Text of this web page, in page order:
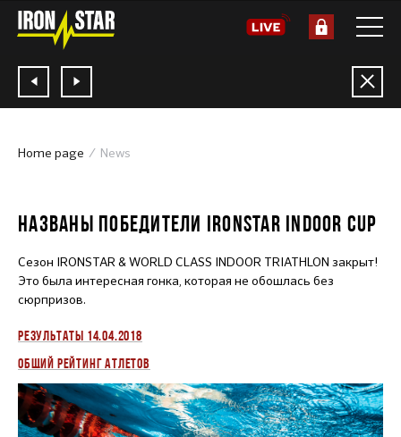
Home page News
НАЗВАНЫ ПОБЕДИТЕЛИ IRONSTAR INDOOR CUP
Сезон IRONSTAR & WORLD CLASS INDOOR TRIATHLON закрыт!
Это была интересная гонка, которая не обошлась без
сюрпризов.
РЕЗУЛЬТАТЫ 14.04.2018
ОБЩИЙ РЕЙТИНГ АТЛЕТОВ